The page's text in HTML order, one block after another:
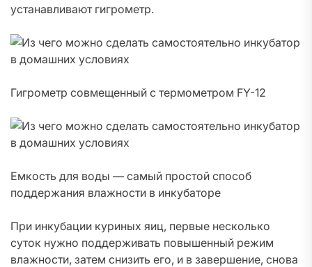
устанавливают гигрометр.
Гигрометр совмещенный с термометром FY-12
Емкость для воды — самый простой способ
поддержания влажности в инкубаторе
При инкубации куриных яиц, первые несколько
суток нужно поддерживать повышенный режим
влажности, затем снизить его, и в завершение, снова